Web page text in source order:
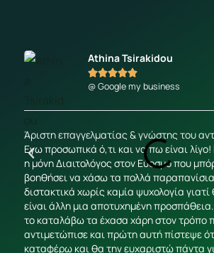
Athina Tsirakidou

@ Google my business
Άριστη επαγγελματίας & γνώστης του
Εγω προσωπικά ό,τι και να πω είναι
η μόνη Διαιτολόγος στον Εύοσμο που
βοηθήσει να χάσω τα πολλά
διστακτικά χωρίς καμία ψυχολογία
είναι άλλη μια αποτυχημένη
το καταλάβω τα έχασα χάρη στον τρόπο
αντιμετώπισε και πρώτη αυτή πίστεψε
καταφέρω και θα την ευχαριστώ πάντα